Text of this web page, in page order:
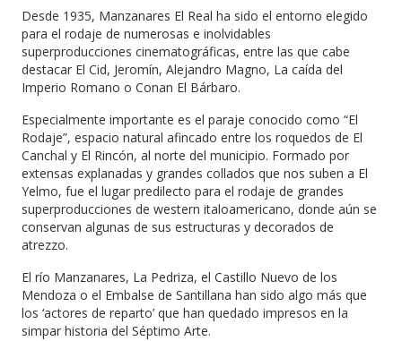
Desde 1935, Manzanares El Real ha sido el entorno elegido
para el rodaje de numerosas e inolvidables
superproducciones cinematográficas, entre las que cabe
destacar El Cid, Jeromín, Alejandro Magno, La caída del
Imperio Romano o Conan El Bárbaro.
Especialmente importante es el paraje conocido como “El
Rodaje”, espacio natural afincado entre los roquedos de El
Canchal y El Rincón, al norte del municipio. Formado por
extensas explanadas y grandes collados que nos suben a El
Yelmo, fue el lugar predilecto para el rodaje de grandes
superproducciones de western italoamericano, donde aún se
conservan algunas de sus estructuras y decorados de
atrezzo.
El río Manzanares, La Pedriza, el Castillo Nuevo de los
Mendoza o el Embalse de Santillana han sido algo más que
los ‘actores de reparto’ que han quedado impresos en la
simpar historia del Séptimo Arte.